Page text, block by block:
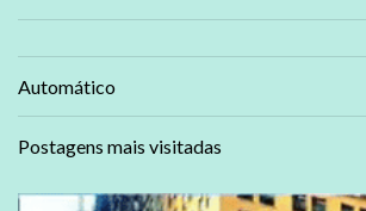
Automático
Postagens mais visitadas